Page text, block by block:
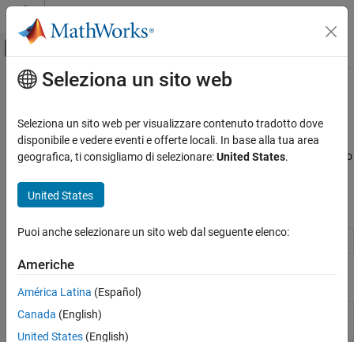
Vai al contenuto
Attiva/disattiva menu di navigazione
Pagina iniziale della documentazione
Importazione dei dati e analisi
Importazione ed esportazione di dati
Schede e kit hardware
Categoria
Installazione e impostazione
Lettura e scrittura di dati
Sensori di colore
Sensori giroscopici
Sensori IR
Contenuto principale
Sensori sonici
Leggere i dati dei sensori a ultrasuoni collegati al mattoncino EV3
Interagire con i dati dei sensori a ultrasuoni collegati al mattoncino
Oggetti
Connection to ultrasonic sensor
Funzioni
readDistance
Seleziona un sito web
Seleziona un sito web per visualizzare contenuto tradotto dove
disponibile e vedere eventi e offerte locali. In base alla tua area
geografica, ti consigliamo di selezionare:United States.
United States
Puoi anche selezionare un sito web dal seguente elenco:
Americhe
América Latina (Español)
Canada (English)
United States (English)